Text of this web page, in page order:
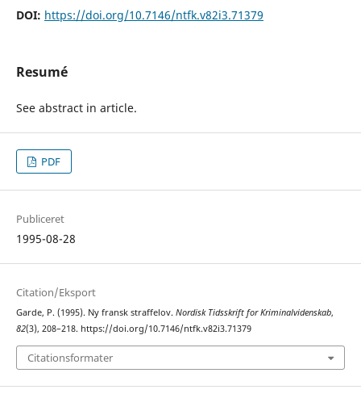
DOI: https://doi.org/10.7146/ntfk.v82i3.71379
Resumé
See abstract in article.
PDF
Publiceret
1995-08-28
Citation/Eksport
Garde, P. (1995). Ny fransk straffelov. Nordisk Tidsskrift for Kriminalvidenskab,
82(3), 208–218. https://doi.org/10.7146/ntfk.v82i3.71379
Citationsformater